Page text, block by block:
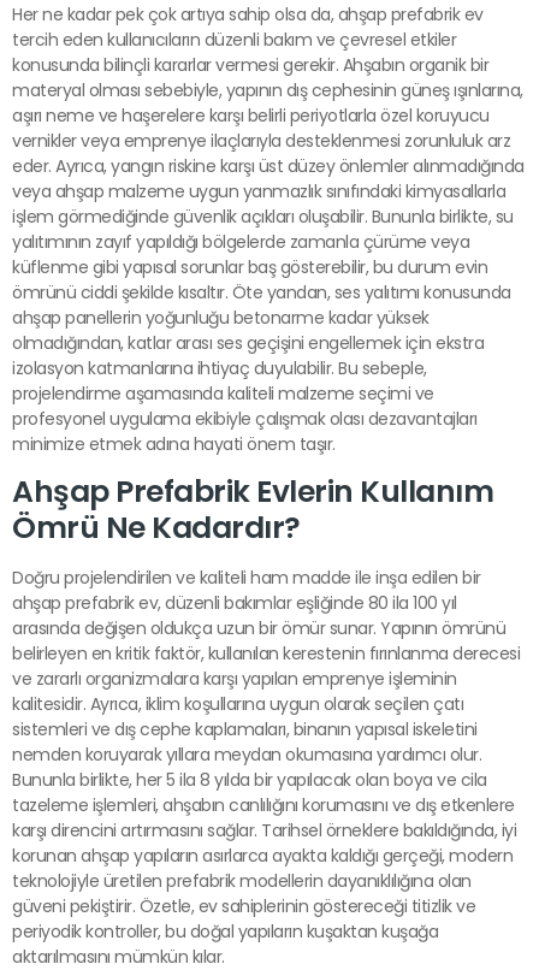
Her ne kadar pek çok artıya sahip olsa da, ahşap prefabrik ev
tercih eden kullanıcıların düzenli bakım ve çevresel etkiler
konusunda bilinçli kararlar vermesi gerekir. Ahşabın organik bir
materyal olması sebebiyle, yapının dış cephesinin güneş ışınlarına,
aşırı neme ve haşerelere karşı belirli periyotlarla özel koruyucu
vernikler veya emprenye ilaçlarıyla desteklenmesi zorunluluk arz
eder. Ayrıca, yangın riskine karşı üst düzey önlemler alınmadığında
veya ahşap malzeme uygun yanmazlık sınıfındaki kimyasallarla
işlem görmediğinde güvenlik açıkları oluşabilir. Bununla birlikte, su
yalıtımının zayıf yapıldığı bölgelerde zamanla çürüme veya
küflenme gibi yapısal sorunlar baş gösterebilir, bu durum evin
ömrünü ciddi şekilde kısaltır. Öte yandan, ses yalıtımı konusunda
ahşap panellerin yoğunluğu betonarme kadar yüksek
olmadığından, katlar arası ses geçişini engellemek için ekstra
izolasyon katmanlarına ihtiyaç duyulabilir. Bu sebeple,
projelendirme aşamasında kaliteli malzeme seçimi ve
profesyonel uygulama ekibiyle çalışmak olası dezavantajları
minimize etmek adına hayati önem taşır.
Ahşap Prefabrik Evlerin Kullanım
Ömrü Ne Kadardır?
Doğru projelendirilen ve kaliteli ham madde ile inşa edilen bir
ahşap prefabrik ev, düzenli bakımlar eşliğinde 80 ila 100 yıl
arasında değişen oldukça uzun bir ömür sunar. Yapının ömrünü
belirleyen en kritik faktör, kullanılan kerestenin fırınlanma derecesi
ve zararlı organizmalara karşı yapılan emprenye işleminin
kalitesidir. Ayrıca, iklim koşullarına uygun olarak seçilen çatı
sistemleri ve dış cephe kaplamaları, binanın yapısal iskeletini
nemden koruyarak yıllara meydan okumasına yardımcı olur.
Bununla birlikte, her 5 ila 8 yılda bir yapılacak olan boya ve cila
tazeleme işlemleri, ahşabın canlılığını korumasını ve dış etkenlere
karşı direncini artırmasını sağlar. Tarihsel örneklere bakıldığında, iyi
korunan ahşap yapıların asırlarca ayakta kaldığı gerçeği, modern
teknolojiyle üretilen prefabrik modellerin dayanıklılığına olan
güveni pekiştirir. Özetle, ev sahiplerinin göstereceği titizlik ve
periyodik kontroller, bu doğal yapıların kuşaktan kuşağa
aktarılmasını mümkün kılar.